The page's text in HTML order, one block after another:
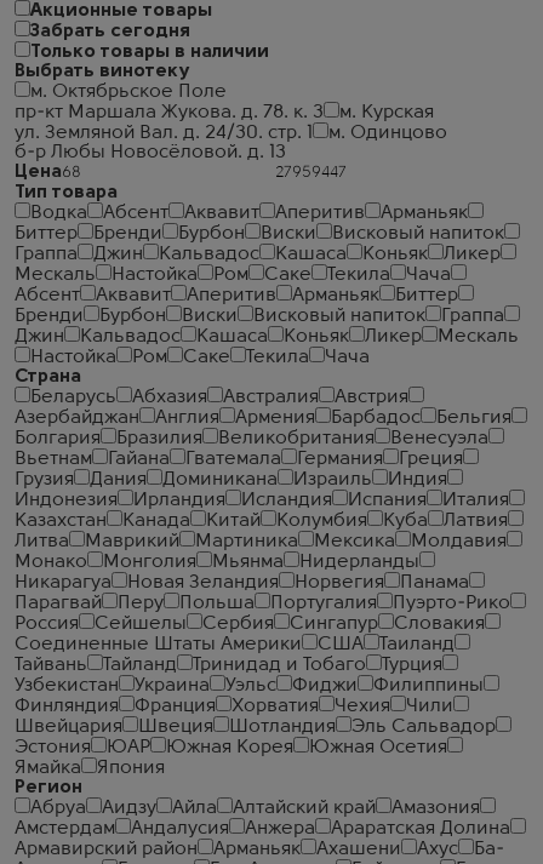
Акционные товары
Забрать сегодня
Только товары в наличии
Выбрать винотеку
м. Октябрьское Поле
пр-кт Маршала Жукова. д. 78. к. 3
м. Курская
ул. Земляной Вал. д. 24/30. стр. 1
м. Одинцово
б-р Любы Новосёловой. д. 13
Цена
Тип товара
Водка
Абсент Аквавит Аперитив
Арманьяк
Биттер
Бренди Бурбон Виски
Висковый напиток
Граппа
Джин Кальвадос Кашаса Коньяк
Ликер
Мескаль
Настойка Ром Саке Текила
Чача
Абсент
Аквавит Аперитив Арманьяк
Биттер
Бренди
Бурбон Виски Висковый напиток
Граппа
Джин
Кальвадос Кашаса Коньяк Ликер
Мескаль
Настойка
Ром Саке Текила
Чача
Страна
Беларусь
Абхазия Австралия
Австрия
Азербайджан
Англия Армения Барбадос
Бельгия
Болгария
Бразилия Великобритания
Венесуэла
Вьетнам
Гайана Гватемала Германия
Греция
Грузия
Дания Доминикана Израиль
Индия
Индонезия
Ирландия Исландия Испания
Италия
Казахстан
Канада Китай Колумбия Куба
Латвия
Литва
Маврикий Мартиника Мексика
Молдавия
Монако
Монголия Мьянма
Нидерланды
Никарагуа
Новая Зеландия Норвегия
Панама
Парагвай
Перу Польша Португалия
Пуэрто-Рико
Россия
Сейшелы Сербия Сингапур
Словакия
Соединенные Штаты Америки
США
Таиланд
Тайвань
Тайланд Тринидад и Тобаго
Турция
Узбекистан
Украина Уэльс Фиджи
Филиппины
Финляндия
Франция Хорватия Чехия
Чили
Швейцария
Швеция Шотландия
Эль Сальвадор
Эстония
ЮАР Южная Корея
Южная Осетия
Ямайка
Япония
Регион
Абруа
Аидзу Айла Алтайский край
Амазония
Амстердам
Андалусия Анжера
Араратская Долина
Армавирский район
Арманьяк Ахашени Ахус
Ба-